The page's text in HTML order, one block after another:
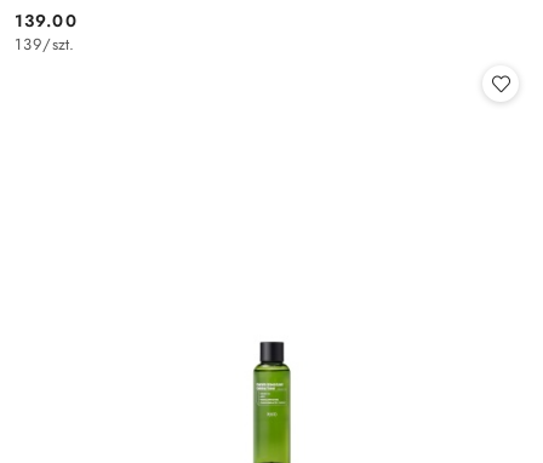
Cena:
139.00
139/szt.